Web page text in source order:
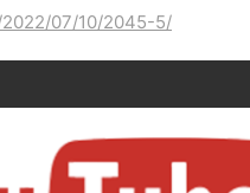
07/10/2045-5/